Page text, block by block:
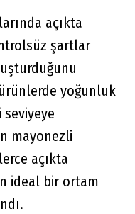
açıkta
şartlar
yoğunluk
seviyeye
mayonezli
açıkta
ideal bir ortam